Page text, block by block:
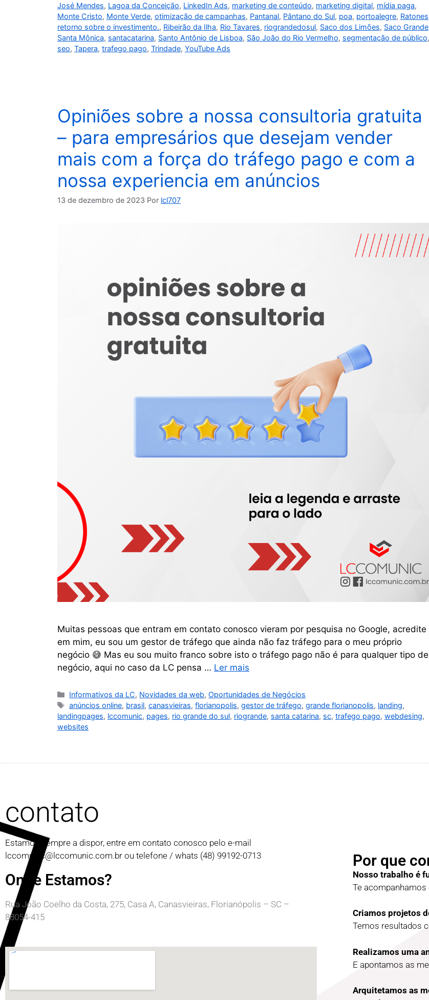
José Mendes, Lagoa da Conceição, LinkedIn Ads, marketing de conteúdo, marketing digital, mídia paga,
Monte Cristo, Monte Verde, otimização de campanhas, Pantanal, Pântano do Sul, poa, portoalegre, Ratones
retorno sobre o investimento., Ribeirão da Ilha, Rio Tavares, riograndedosul, Saco dos Limões, Saco Grande
Santa Mônica, santacatarina, Santo Antônio de Lisboa, São João do Rio Vermelho, segmentação de público,
seo, Tapera, trafego pago, Trindade, YouTube Ads
Opiniões sobre a nossa consultoria gratuita
– para empresários que desejam vender
mais com a força do tráfego pago e com a
nossa experiencia em anúncios
13 de dezembro de 2023 Por lcl707
Muitas pessoas que entram em contato conosco vieram por pesquisa no Google, acredite
em mim, eu sou um gestor de tráfego que ainda não faz tráfego para o meu próprio
negócio 😅 Mas eu sou muito franco sobre isto o tráfego pago não é para qualquer tipo de
negócio, aqui no caso da LC pensa … Ler mais
Informativos da LC, Novidades da web, Oportunidades de Negócios
anúncios online, brasil,canasvieiras,florianopolis,gestor de tráfego,grande florianopolis, landing,
landingpages, lccomunic, pages, rio grande do sul, riogrande, santa catarina, sc, trafego pago, webdesing,
websites
contato
Estamos sempre a dispor, entre em contato conosco pelo e-mail
lccomunic@lccomunic.com.br ou telefone / whats (48) 99192-0713
Onde Estamos?
Rua João Coelho da Costa, 275, Casa A, Canasvieiras, Florianópolis – SC –
88054-415
Por que
Nosso trabalho é
Te
Criamos projetos
Temos resultados
Realizamos uma
E apontamos as
Arquitetamos as